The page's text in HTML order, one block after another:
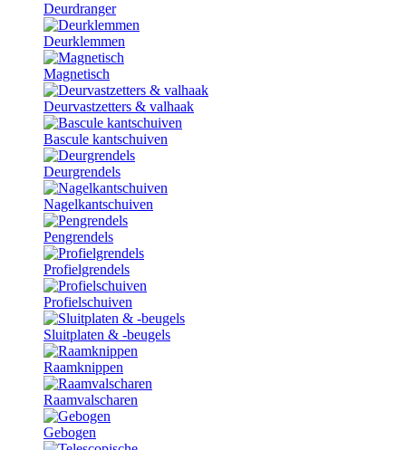
Deurdranger
Deurklemmen
Magnetisch
Deurvastzetters & valhaak
Bascule kantschuiven
Deurgrendels
Nagelkantschuiven
Pengrendels
Profielgrendels
Profielschuiven
Sluitplaten & -beugels
Raamknippen
Raamvalscharen
Gebogen